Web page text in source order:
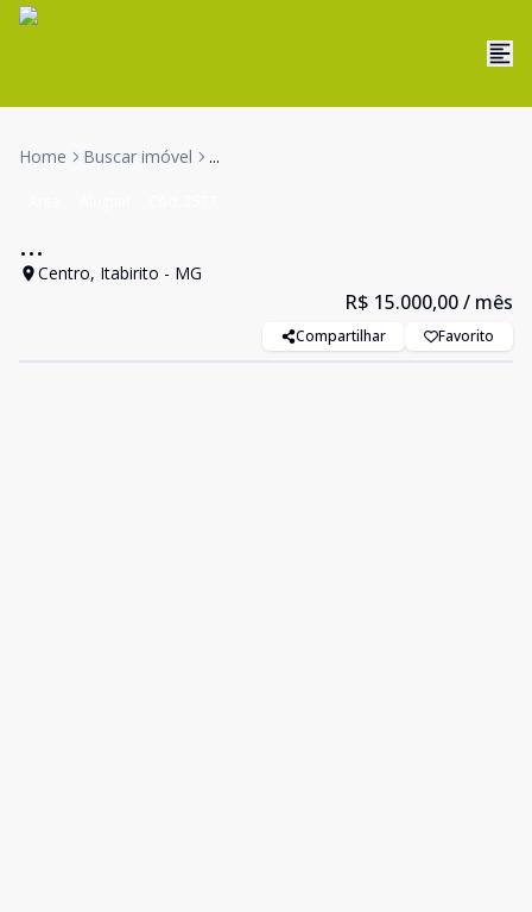
Home Buscar imóvel ...
...
Centro, Itabirito - MG
R$ 15.000,00/ mês
Compartilhar Favorito